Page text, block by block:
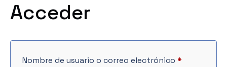
Acceder
Nombre de usuario o correo electrónico *